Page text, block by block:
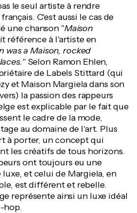
le seul artiste à rendre
C'est aussi le cas de
une chanson "Maison
référence à l'artiste en
was a Maison, rocked
" Selon Ramon Ehlen,
de Labels Stittard (qui
et Maison Margiela dans son
la passion des rappeurs
est explicable par le fait que
le cadre de la mode,
au domaine de l'art. Plus
à porter, un concept qui
les créatifs de tous horizons.
ont toujours eu une
et celui de Margiela, en
est différent et rebelle.
représente ainsi un luxe idéal
hop.